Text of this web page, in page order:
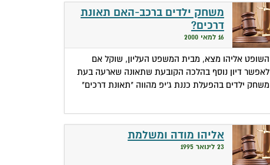
משחק ילדים ברכב-האם תאונת
דרכים?
16 למאי 2000
השופט אליהו מצא, מבית המשפט העליון, שוקל אם
לאפשר דיון נוסף בהלכה הקובעת שתאונה שארעה בעת
משחק ילדים בהפעלת כננת ג'יפ מהווה "תאונת דרכים"
אליהו מודה ומשלמת
23 לינואר 1995